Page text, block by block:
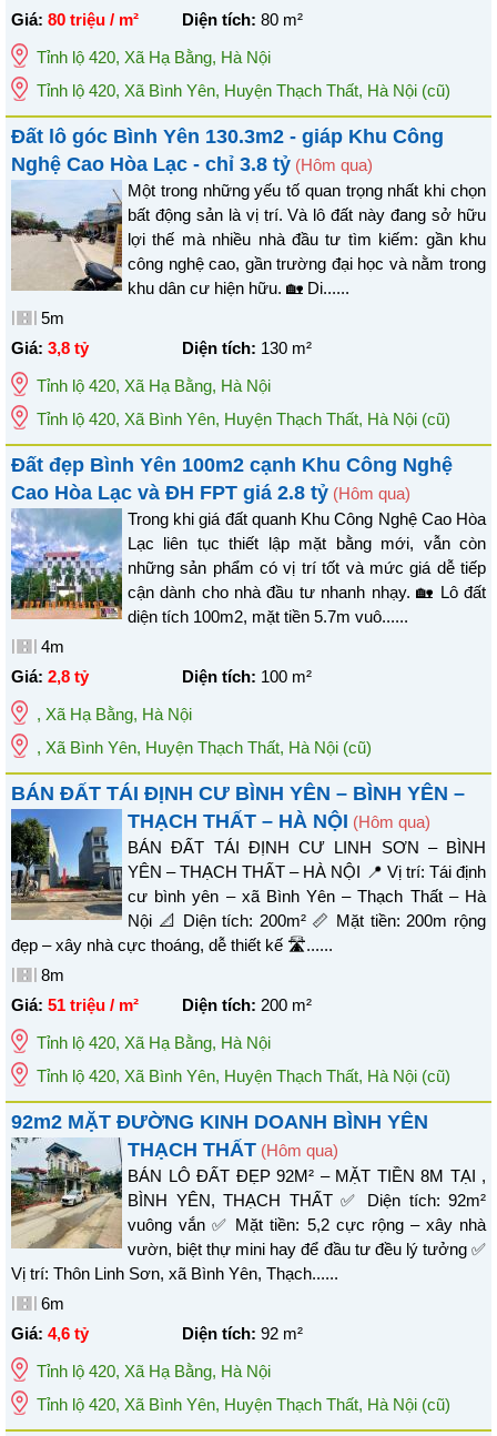
Giá: 80 triệu / m² Diện tích: 80 m²
Tỉnh lộ 420, Xã Hạ Bằng, Hà Nội
Tỉnh lộ 420, Xã Bình Yên, Huyện Thạch Thất, Hà Nội (cũ)
Đất lô góc Bình Yên 130.3m2 - giáp Khu Công
Nghệ Cao Hòa Lạc - chỉ 3.8 tỷ (Hôm qua)
Một trong những yếu tố quan trọng nhất khi chọn
bất động sản là vị trí. Và lô đất này đang sở hữu
lợi thế mà nhiều nhà đầu tư tìm kiếm: gần khu
công nghệ cao, gần trường đại học và nằm trong
khu dân cư hiện hữu. 🏡 Di......
5m
Giá: 3,8 tỷ Diện tích: 130 m²
Tỉnh lộ 420, Xã Hạ Bằng, Hà Nội
Tỉnh lộ 420, Xã Bình Yên, Huyện Thạch Thất, Hà Nội (cũ)
Đất đẹp Bình Yên 100m2 cạnh Khu Công Nghệ
Cao Hòa Lạc và ĐH FPT giá 2.8 tỷ (Hôm qua)
Trong khi giá đất quanh Khu Công Nghệ Cao Hòa
Lạc liên tục thiết lập mặt bằng mới, vẫn còn
những sản phẩm có vị trí tốt và mức giá dễ tiếp
cận dành cho nhà đầu tư nhanh nhạy. 🏡 Lô đất
diện tích 100m2, mặt tiền 5.7m vuô......
4m
Giá: 2,8 tỷ Diện tích: 100 m²
, Xã Hạ Bằng, Hà Nội
, Xã Bình Yên, Huyện Thạch Thất, Hà Nội (cũ)
BÁN ĐẤT TÁI ĐỊNH CƯ BÌNH YÊN – BÌNH YÊN –
THẠCH THẤT – HÀ NỘI (Hôm qua)
BÁN ĐẤT TÁI ĐỊNH CƯ LINH SƠN – BÌNH
YÊN – THẠCH THẤT – HÀ NỘI 📍 Vị trí: Tái định
cư bình yên – xã Bình Yên – Thạch Thất – Hà
Nội 📐 Diện tích: 200m² 📏 Mặt tiền: 200m rộng
đẹp – xây nhà cực thoáng, dễ thiết kế 🛣️......
8m
Giá: 51 triệu / m² Diện tích: 200 m²
Tỉnh lộ 420, Xã Hạ Bằng, Hà Nội
Tỉnh lộ 420, Xã Bình Yên, Huyện Thạch Thất, Hà Nội (cũ)
92m2 MẶT ĐƯỜNG KINH DOANH BÌNH YÊN
THẠCH THẤT (Hôm qua)
BÁN LÔ ĐẤT ĐẸP 92M² – MẶT TIỀN 8M TẠI ,
BÌNH YÊN, THẠCH THẤT ✅ Diện tích: 92m²
vuông vắn ✅ Mặt tiền: 5,2 cực rộng – xây nhà
vườn, biệt thự mini hay để đầu tư đều lý tưởng ✅
Vị trí: Thôn Linh Sơn, xã Bình Yên, Thạch......
6m
Giá: 4,6 tỷ Diện tích: 92 m²
Tỉnh lộ 420, Xã Hạ Bằng, Hà Nội
Tỉnh lộ 420, Xã Bình Yên, Huyện Thạch Thất, Hà Nội (cũ)